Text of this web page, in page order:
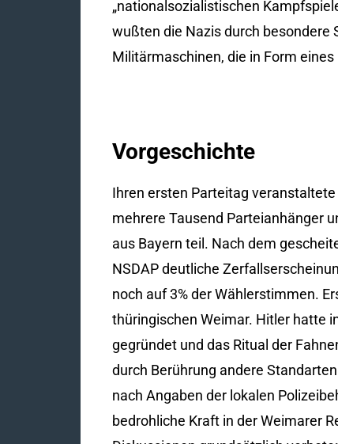
„nationalsozialistischen
wußten die Nazis durch besondere
Militärmaschinen, die in Form
Vorgeschichte
Ihren ersten Parteitag veranstaltete
mehrere Tausend Parteianhänger
aus Bayern teil. Nach dem
NSDAP deutliche
noch auf 3% der Wählerstimmen.
thüringischen Weimar. Hitler hatte
gegründet und das Ritual der
durch Berührung andere
nach Angaben der lokalen
bedrohliche Kraft in der Weimarer